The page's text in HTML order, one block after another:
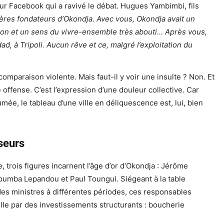
Facebook qui a ravivé le débat. Hugues Yambimbi, fils
fondateurs d’Okondja. Avec vous, Okondja avait un
et un sens du vivre-ensemble très abouti… Après vous,
à Tripoli. Aucun rêve et ce, malgré l’exploitation du
violente. Mais faut-il y voir une insulte ? Non. Et
C’est l’expression d’une douleur collective. Car
le tableau d’une ville en déliquescence est, lui, bien
trois figures incarnent l’âge d’or d’Okondja : Jérôme
Lepandou et Paul Toungui. Siégeant à la table
ministres à différentes périodes, ces responsables
par des investissements structurants : boucherie